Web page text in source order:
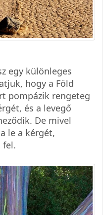
egy különleges
hogy a Föld
pompázik rengeteg
és a levegő
De mivel
le a kérgét,
fel.